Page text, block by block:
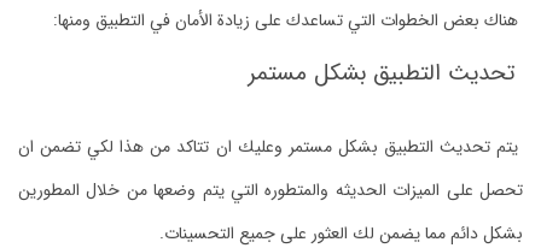
هناك بعض الخطوات التي تساعدك على زيادة الأمان في التطبيق ومنها:
تحديث التطبيق بشكل مستمر
يتم تحديث التطبيق بشكل مستمر وعليك ان تتاكد من هذا لكي تضمن ان
تحصل على الميزات الحديثه والمتطوره التي يتم وضعها من خلال المطورين
بشكل دائم مما يضمن لك العثور على جميع التحسينات.